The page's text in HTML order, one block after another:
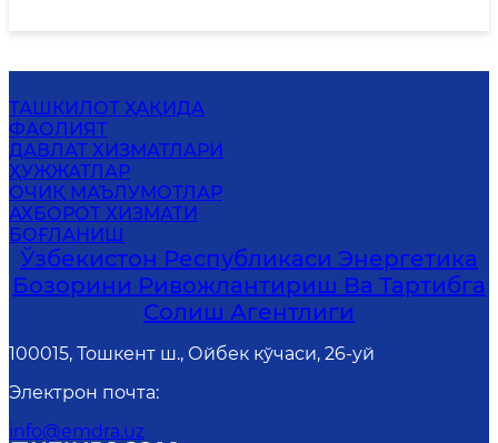
ТАШКИЛОТ ҲАҚИДА
ФАОЛИЯТ
ДАВЛАТ ХИЗМАТЛАРИ
ҲУЖЖАТЛАР
ОЧИҚ МАЪЛУМОТЛАР
АХБОРОТ ХИЗМАТИ
БОҒЛАНИШ
Ўзбекистон Республикаси Энергетика
Бозорини Ривожлантириш Ва Тартибга
Солиш Агентлиги
100015, Тошкент ш., Ойбек кўчаси, 26-уй
Электрон почта:
info@emdra.uz